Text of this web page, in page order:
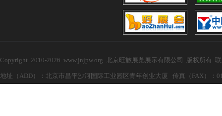
Copyright 2010-2026 www.jnjpw.org 北京旺旅展览展示有限公司 版权所有
地址（ADD）：北京市昌平沙河国际工业园区青年创业大厦 传真（FAX）：